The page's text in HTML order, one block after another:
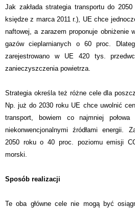
Jak zakłada strategia transportu do
księdze z marca 2011 r.), UE chce
naftowej, a zarazem proponuje obniżenie
gazów cieplarnianych o 60 proc.
zarejestrowano w UE 420 tys.
zanieczyszczenia powietrza.
Strategia określa też różne cele dla
Np. już do 2030 roku UE chce uwolnić
transport, bowiem co najmniej
niekonwencjonalnymi źródłami energii.
2050 roku o 40 proc. poziomu emisji
morski.
Sposób realizacji
Te oba główne cele nie mogą być